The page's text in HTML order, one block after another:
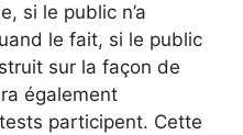
si le public n’a
le fait, si le public
sur la façon de
également
participent. Cette